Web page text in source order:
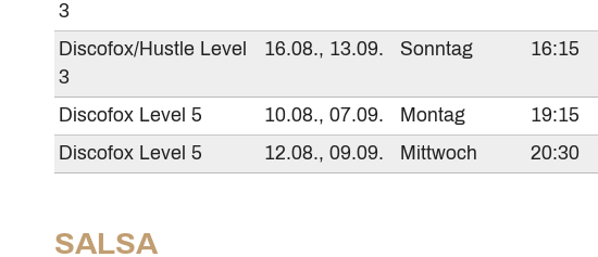
3
Discofox/Hustle Level
3
16.08., 13.09. Sonntag 16:15
Discofox Level 5 10.08., 07.09. Montag 19:15
Discofox Level 5
12.08., 09.09. Mittwoch 20:30
SALSA